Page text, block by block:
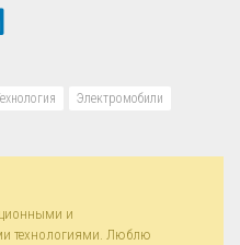
Электромобили
и
технологиями. Люблю